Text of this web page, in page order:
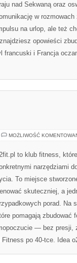
nad Sekwaną oraz
w
na urlop, ale też
opowieści
francuski i Francja
MOŻLIWOŚĆ
to klub fitness,
narzędziami
To miejsce
skuteczniej, a
porad. Na
pomagają zbudować
— bez presji,
Fitness po 40-tce. Idea